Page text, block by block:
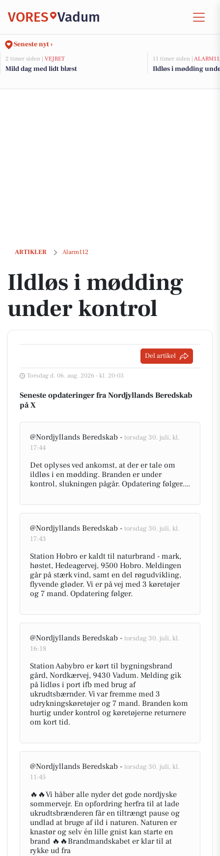
VORES Vadum
Seneste nyt ›
2 timer siden | VEJRET
Mild dag med lidt blæst
11 timer siden |
Ildløs i mødding
ARTIKLER Alarm112
Ildløs i mødding under kontrol
Ildløs i mødding
under kontrol
Del artikel
Torsdag d. 06. aug. 2026 - kl. 20:03
Seneste opdateringer fra Nordjyllands Beredskab
på X
@Nordjyllands Beredskab - torsdag 30. juli, kl.
17:44
Det oplyses ved ankomst, at der er tale om
ildløs i en mødding. Branden er under
kontrol, slukningen pågår. Opdatering følger....
@Nordjyllands Beredskab - torsdag 30. juli, kl.
17:43
Station Hobro er kaldt til naturbrand - mark,
høstet, Hedeagervej, 9500 Hobro. Meldingen
går på stærk vind, samt en del røgudvikling,
flyvende gløder. Vi er på vej med 3 køretøjer
og 7 mand. Opdatering følger.
@Nordjyllands Beredskab - torsdag 30. juli, kl.
16:18
Station Aabybro er kørt til bygningsbrand
gård, Nordkærvej, 9430 Vadum. Melding gik
på lidløs i port ifb med brug af
ukrudtsbærnder. Vi var fremme med 3
udrykningskøretøjer og 7 mand. Branden kom
hurtig under kontrol og køretøjerne returnere
om kort tid.
@Nordjyllands Beredskab - torsdag 30. juli, kl.
11:45
🔥🔥Vi håber alle nyder det gode nordjyske
sommervejr. En opfordring herfra til at lade
ukrudtsbrænderen får en tiltrængt pause og
undlad at bruge af ild i naturen. Naturen er
knastør og selv én lille gnist kan starte en
brand 🔥🔥Brandmandskabet er klar til at
rykke ud fra